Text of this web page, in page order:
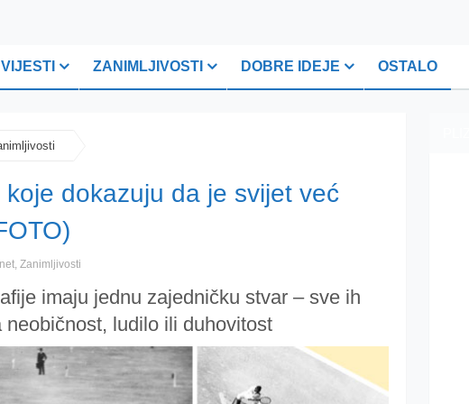
ZANIMLJIVOSTI DOBRE IDEJE OSTALO
dokazuju da je svijet već
, Zanimljivosti
imaju jednu zajedničku stvar – sve ih
neobičnost, ludilo ili duhovitost